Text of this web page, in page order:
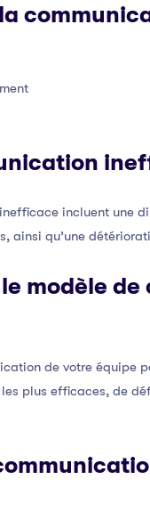
incluent une
qu’une
modèle
de votre
plus efficaces, de